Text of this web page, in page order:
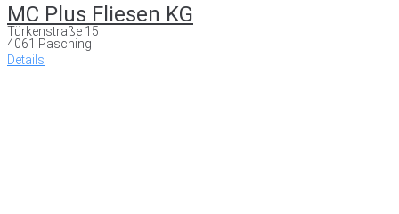
MC Plus Fliesen KG
Türkenstraße 15
4061 Pasching
Details